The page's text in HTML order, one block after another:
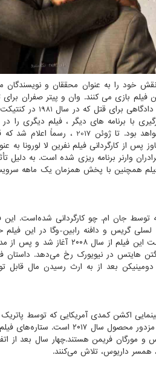
خود را به عنوان محققان و نویسندگان
فیلم بازی می کنند. وان و پیتر صفران
است ، دادگاهی برای
درگیری با برنامه های دیگر ، فیلم دیگری را
نخواهد کرد. صفران تأیید کرد که فیلم بعدی یک فیلم خانگی خالی
کارگردانی فیلم نفرین لا لورونا به
توسط جان ام. چو کارگردانی شده‌است. این
گریس و دافنه رابین-وگا در این فیلم
فیلم در ارتفاعات، ۲۶ ژوئن ۲۰۲۰ توسط برادران وارنر است.
واشینگتن هایتس در نیویورک رخ می‌دهد.
بعد از به ارث رسیدن مال قابل
اکشن کمدی آمریکایی که توسط پاتریک
توسط براندون و فیلیپ مورفی نوشته شده‌است. این اثر دنباله‌ای بر
و مورگان فریمن هستند.چهار سال بعد از
همسر داریوس، تلاش می‌کنند.